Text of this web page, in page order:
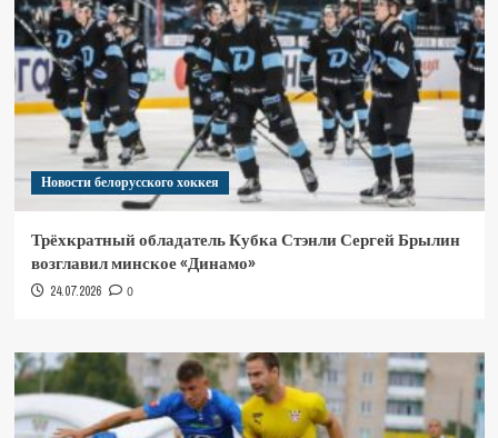
Новости белорусского хоккея
Трёхкратный обладатель Кубка Стэнли Сергей Брылин
возглавил минское «Динамо»
24.07.2026 0